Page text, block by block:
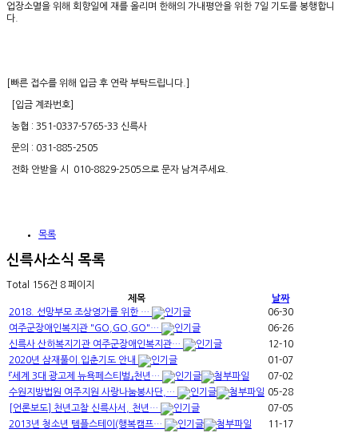
업장소멸을 위해 회향일에 재를 올리며 ​한해의 가내평안을 위한 7일 기도를 봉행합니
다.
[빠른 접수를 위해 입금 후 연락 부탁드립니다.]
[입금 계좌번호]
농협 : 351-0337-5765-33 신륵사
문의 : 031-885-2505
전화 안받을 시 010-8829-2505으로 문자 남겨주세요.​
목록
신륵사소식 목록
Total 156건 8 페이지
제목
날짜
2018. 선망부모 조상영가를 위한 …
06-30
여주군장애인복지관 "GO,GO,GO"…
06-26
신륵사 산하복지기관 여주군장애인복지관…
12-10
2020년 삼재풀이.입춘기도 안내
01-07
『세계 3대 광고제 뉴욕페스티벌』천년…
07-02
수원지방법원 여주지원 사랑나눔봉사단,…
05-28
[언론보도] 천년고찰 신륵사서, 천년…
07-05
2013년 청소년 템플스테이(행복캠프…
11-17